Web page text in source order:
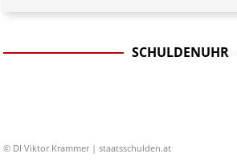
SCHULDENUHR
© DI Viktor Krammer | staatsschulden.at